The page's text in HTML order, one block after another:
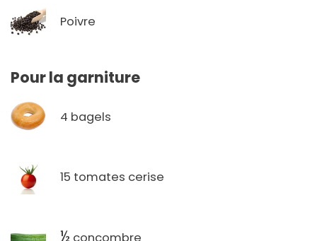
Poivre
Pour la garniture
4 bagels
15 tomates cerise
½ concombre